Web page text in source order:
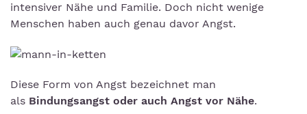
intensiver Nähe und Familie. Doch nicht wenige
Menschen haben auch genau davor Angst.
Diese Form von Angst bezeichnet man
als Bindungsangst oder auch Angst vor Nähe.